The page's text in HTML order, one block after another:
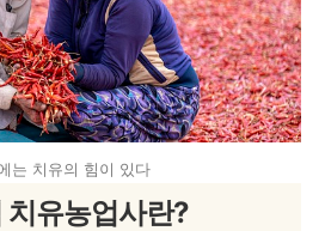
는 치유의 힘이 있다
치유농업사란?